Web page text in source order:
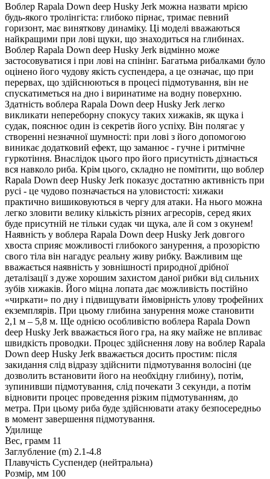
Воблер Rapala Down deep Husky Jerk можна назвати мрією
будь-якого тролінгіста: глибоко пірнає, тримає певний
горизонт, має виняткову динаміку. Ці моделі вважаються
найкращими при лові щуки, що знаходиться на глибинах.
Воблер Rapala Down deep Husky Jerk відмінно може
застосовуватися і при лові на спінінг. Багатьма рибалками було
оцінено його чудову якість суспендера, а це означає, що при
перервах, що здійснюються в процесі підмотування, він не
спускатиметься на дно і виринатиме на водну поверхню.
Здатність воблера Rapala Down deep Husky Jerk легко
викликати непереборну спокусу таких хижаків, як щука і
судак, пояснює один із секретів його успіху. Він полягає у
створенні незначної шумності: при лові з його допомогою
виникає додатковий ефект, що заманює - гучне і ритмічне
гуркотіння. Внаслідок цього про його присутність дізнається
вся навколо риба. Крім цього, складно не помітити, що воблер
Rapala Down deep Husky Jerk показує достатню активність при
русі - це чудово позначається на уловистості: хижаки
практично вишиковуються в чергу для атаки. На нього можна
легко зловити велику кількість різних агресорів, серед яких
буде присутній не тільки судак чи щука, але й сом з окунем!
Наявність у воблера Rapala Down deep Husky Jerk довгого
хвоста сприяє можливості глибокого занурення, а прозорістю
свого тіла він нагадує реальну живу рибку. Важливим ще
вважається наявність у зовнішності природної дрібної
деталізації з дуже хорошим захистом даної рибки від сильних
зубів хижаків. Його міцна лопата дає можливість постійно
«чиркати» по дну і підвищувати ймовірність улову трофейних
екземплярів. При цьому глибина занурення може становити
2,1 м – 5,8 м. Ще однією особливістю воблера Rapala Down
deep Husky Jerk вважається його гра, на яку майже не впливає
швидкість проводки. Процес здійснення лову на воблер Rapala
Down deep Husky Jerk вважається досить простим: після
закидання слід відразу здійснити підмотування волосіні (це
дозволить встановити його на необхідну глибину), потім,
зупинивши підмотування, слід почекати 3 секунди, а потім
відновити процес проведення різким підмотуванням, до
метра. При цьому риба буде здійснювати атаку безпосередньо
в момент завершення підмотування.
Удилище
Вес, грамм 11
Заглубление (m) 2.1-4.8
Плавучість Суспендер (нейтральна)
Розмір, мм 100